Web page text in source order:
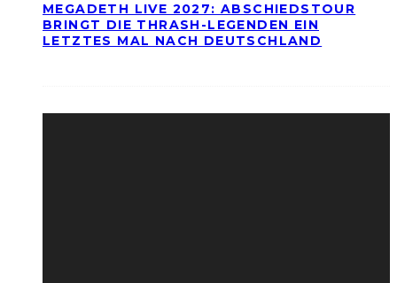
MEGADETH LIVE 2027: ABSCHIEDSTOUR
BRINGT DIE THRASH-LEGENDEN EIN
LETZTES MAL NACH DEUTSCHLAND